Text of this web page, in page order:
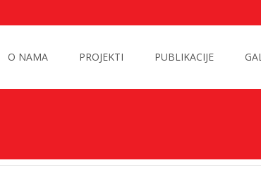
O NAMA PROJEKTI PUBLIKACIJE